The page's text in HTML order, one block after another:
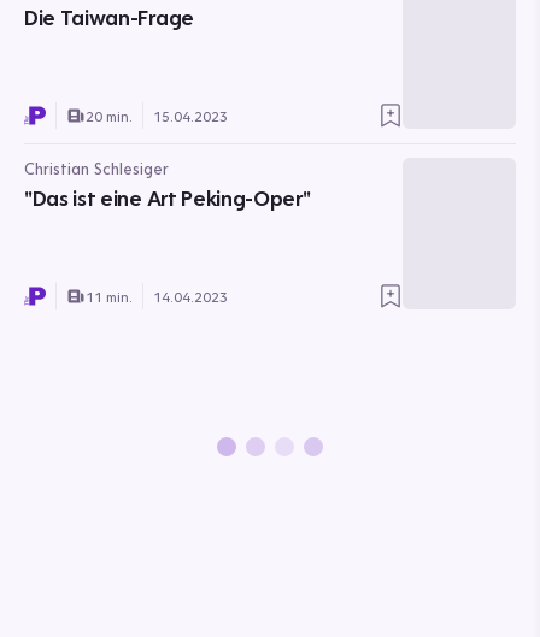
Die Taiwan-Frage
20 min. 15.04.2023
Christian Schlesiger
"Das ist eine Art Peking-Oper"
11 min. 14.04.2023